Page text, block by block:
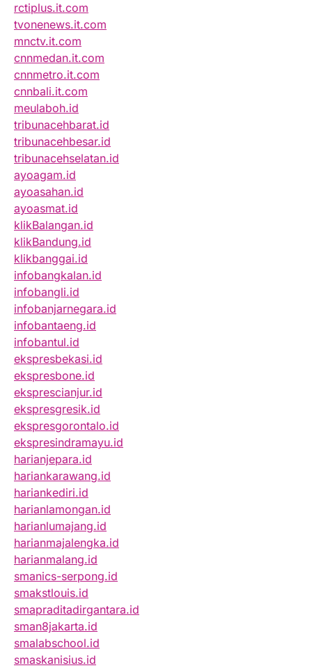
rctiplus.it.com
tvonenews.it.com
mnctv.it.com
cnnmedan.it.com
cnnmetro.it.com
cnnbali.it.com
meulaboh.id
tribunacehbarat.id
tribunacehbesar.id
tribunacehselatan.id
ayoagam.id
ayoasahan.id
ayoasmat.id
klikBalangan.id
klikBandung.id
klikbanggai.id
infobangkalan.id
infobangli.id
infobanjarnegara.id
infobantaeng.id
infobantul.id
ekspresbekasi.id
ekspresbone.id
eksprescianjur.id
ekspresgresik.id
ekspresgorontalo.id
ekspresindramayu.id
harianjepara.id
hariankarawang.id
hariankediri.id
harianlamongan.id
harianlumajang.id
harianmajalengka.id
harianmalang.id
smanics-serpong.id
smakstlouis.id
smapraditadirgantara.id
sman8jakarta.id
smalabschool.id
smaskanisius.id